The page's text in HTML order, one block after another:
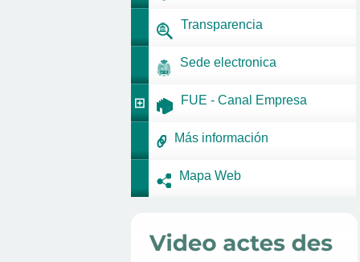
Transparencia
Sede electronica
FUE - Canal Empresa
Más información
Mapa Web